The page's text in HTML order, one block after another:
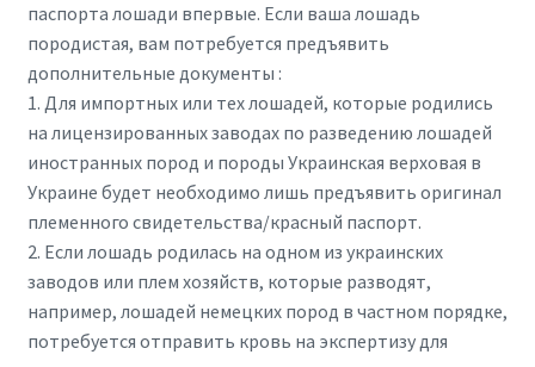
паспорта лошади впервые. Если ваша лошадь
породистая, вам потребуется предъявить
дополнительные документы :
1. Для импортных или тех лошадей, которые родились
на лицензированных заводах по разведению лошадей
иностранных пород и породы Украинская верховая в
Украине будет необходимо лишь предъявить оригинал
племенного свидетельства/красный паспорт.
2. Если лошадь родилась на одном из украинских
заводов или плем хозяйств, которые разводят,
например, лошадей немецких пород в частном порядке,
потребуется отправить кровь на экспертизу для